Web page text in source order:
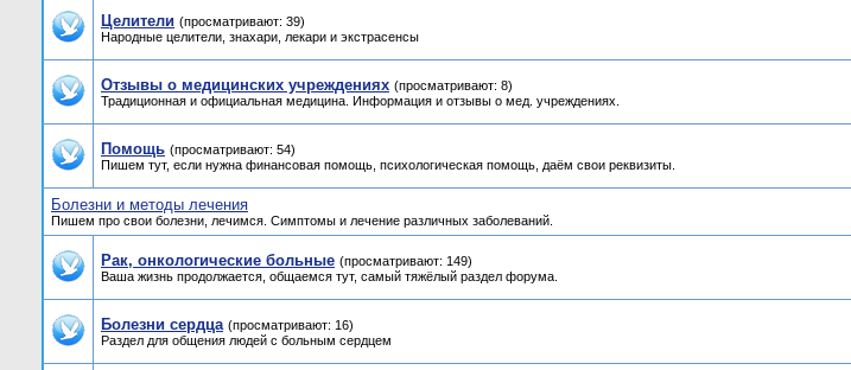
Целители (просматривают: 39)
Народные целители, знахари, лекари и экстрасенсы
Отзывы о медицинских учреждениях (просматривают: 8)
Традиционная и официальная медицина. Информация и отзывы о мед. учреждениях.
Помощь (просматривают: 54)
Пишем тут, если нужна финансовая помощь, психологическая помощь, даём свои реквизиты.
Болезни и методы лечения
Пишем про свои болезни, лечимся. Симптомы и лечение различных заболеваний.
Рак, онкологические больные (просматривают: 149)
Ваша жизнь продолжается, общаемся тут, самый тяжёлый раздел форума.
Болезни сердца (просматривают: 16)
Раздел для общения людей с больным сердцем